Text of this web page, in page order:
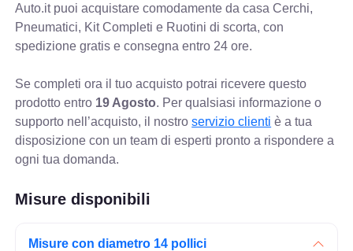
Auto.it puoi acquistare comodamente da casa Cerchi,
Pneumatici, Kit Completi e Ruotini di scorta, con
spedizione gratis e consegna entro 24 ore.
Se completi ora il tuo acquisto potrai ricevere questo
prodotto entro 19 Agosto. Per qualsiasi informazione o
supporto nell’acquisto, il nostroservizio clienti è a tua
disposizione con un team di esperti pronto a rispondere a
ogni tua domanda.
Misure disponibili
Misure con diametro 14 pollici